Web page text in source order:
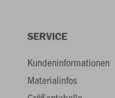
SERVICE
Kundeninformationen
Materialinfos